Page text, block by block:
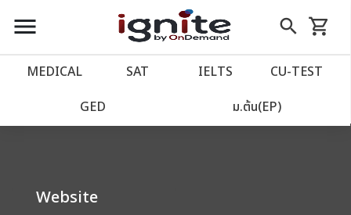
close
account_balance หน้าแรก
เว็บไซต์อิกไนท์
import_contacts วางแผนการเรียน
menu search
Skip
to
shopping_cart
รถเข็น
MEDICAL SAT IELTS CU‑TEST
GED ม.ต้น(EP)
We could not find anything for 80001863
Website